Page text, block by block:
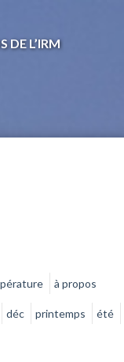
DE L’IRM
à propos
déc printemps été